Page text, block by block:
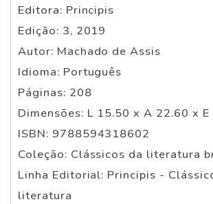
Editora: Principis
Edição: 3, 2019
Autor: Machado de Assis
Idioma: Português
Páginas: 208
Dimensões: L 15.50 x A 22.60 x E
ISBN: 9788594318602
Coleção: Clássicos da literatura
Linha Editorial: Principis -
literatura